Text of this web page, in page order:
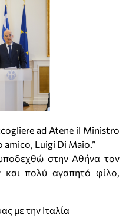
ad Atene il Ministro
amico, Luigi Di Maio.”
στην Αθήνα τον
και πολύ αγαπητό φίλο,
με την Ιταλία